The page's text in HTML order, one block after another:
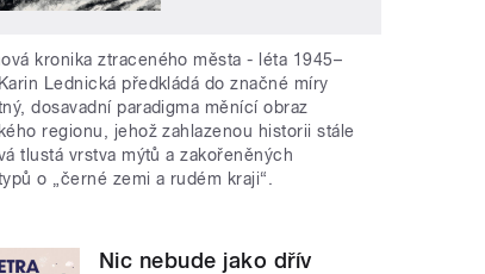
kronika ztraceného města - léta 1945–
Lednická předkládá do značné míry
dosavadní paradigma měnící obraz
regionu, jehož zahlazenou historii stále
tlustá vrstva mýtů a zakořeněných
o „černé zemi a rudém kraji“.
Nic nebude jako dřív